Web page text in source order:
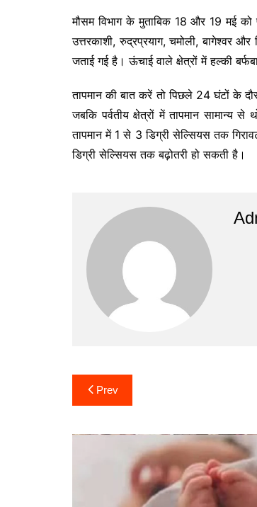
मौसम विभाग के मुताबिक 18 और 19 मई
उत्तरकाशी, रुद्रप्रयाग, चमोली, बागेश्वर
जताई गई है। ऊंचाई वाले क्षेत्रों में हल्की
तापमान की बात करें तो पिछले 24 घंटों के
जबकि पर्वतीय क्षेत्रों में तापमान
तापमान में 1 से 3 डिग्री सेल्सियस तक
डिग्री सेल्सियस तक बढ़ोतरी हो सकती है।
Post
navigation
Prev